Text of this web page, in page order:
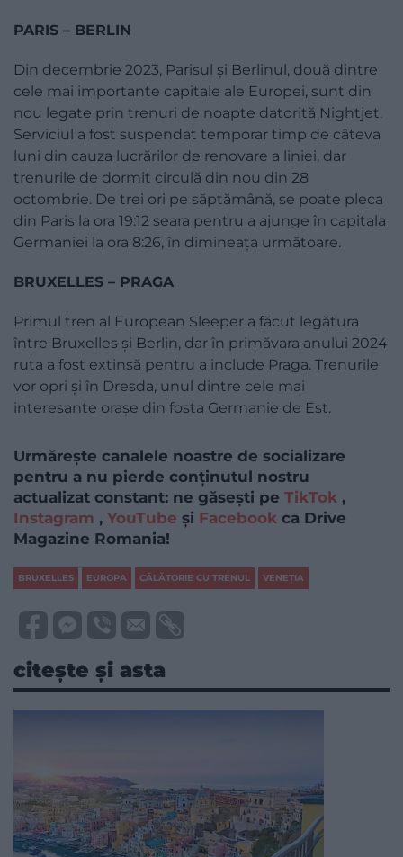
PARIS – BERLIN
Din decembrie 2023, Parisul și Berlinul, două dintre
cele mai importante capitale ale Europei, sunt din
nou legate prin trenuri de noapte datorită Nightjet.
Serviciul a fost suspendat temporar timp de câteva
luni din cauza lucrărilor de renovare a liniei, dar
trenurile de dormit circulă din nou din 28
octombrie. De trei ori pe săptămână, se poate pleca
din Paris la ora 19:12 seara pentru a ajunge în capitala
Germaniei la ora 8:26, în dimineața următoare.
BRUXELLES – PRAGA
Primul tren al European Sleeper a făcut legătura
între Bruxelles și Berlin, dar în primăvara anului 2024
ruta a fost extinsă pentru a include Praga. Trenurile
vor opri și în Dresda, unul dintre cele mai
interesante orașe din fosta Germanie de Est.
Urmărește canalele noastre de socializare
pentru a nu pierde conținutul nostru
actualizat constant: ne găsești pe TikTok ,
Instagram , YouTube și Facebook ca Drive
Magazine Romania!
BRUXELLES EUROPA CĂLĂTORIE CU TRENUL VENEŢIA
citește și asta